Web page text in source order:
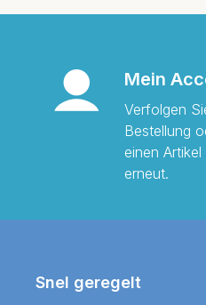
Mein
Verfolgen
Bestellung
einen
erneut.
Snel geregelt